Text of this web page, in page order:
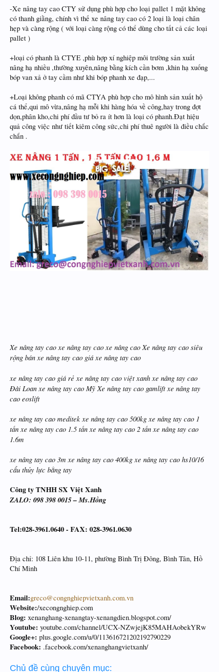
-Xe nâng tay cao CTY sử dụng phù hợp cho loại pallet 1 mặt không
có thanh giằng, chính vì thế xe nâng tay cao có 2 loại là loại chân
hẹp và càng rộng ( với loại càng rộng có thể dùng cho tất cả các loại
pallet )
+loại có phanh là CTYE ,phù hợp xí nghiệp môi trường sản xuất
nâng hạ nhiều ,thường xuyên,nâng bằng kích cần bơm ,khin hạ xuống
bóp van xả ở tay cầm như khi bóp phanh xe đạp,...
+Loại không phanh có mã CTYA phù hợp cho mô hình sản xuất hộ
cá thể,qui mô vừa,nâng hạ mỗi khi hàng hóa về công,hay trong đợt
dọn,phân kho,chi phí đầu tư bỏ ra ít hơn là loại có phanh.Đạt hiệu
quả công việc như tiết kiêm công sức,chi phí thuê người là điều chắc
chắn .
Xe nâng tay cao xe nâng tay cao xe nâng cao Xe nâng tay cao siêu
rộng bán xe nâng tay cao giá xe nâng tay cao
xe nâng tay cao giá rẻ xe nâng tay cao việt xanh xe nâng tay cao
Đài Loan xe nâng tay cao Mỹ Xe nâng tay cao gamlift xe nâng tay
cao eoslift
xe nâng tay cao meditek xe nâng tay cao 500kg xe nâng tay cao 1
tấn xe nâng tay cao 1.5 tấn xe nâng tay cao 2 tấn xe nâng tay cao
1.6m
xe nâng tay cao 3m xe nâng tay cao 400kg xe nâng tay cao hs10/16
cẩu thủy lực bằng tay
Công ty TNHH SX Việt Xanh
ZALO: 098 398 0015 – Ms.Hồng
Tel:028-3961.0640 - FAX: 028-3961.0630
Địa chỉ: 108 Liên khu 10-11, phường Bình Trị Đông, Bình Tân, Hồ
Chí Minh
Email:greco@congnghiepvietxanh.com.vn
Website:/xecongnghiep.com
Blog: xenanghang-xenangtay-xenangdien.blogspot.com/
Youtube: youtube.com/channel/UCX-NZwjejK85MAHAobekYRw
Google+: plus.google.com/u/0/113616721202192790229
Facebook: .facebook.com/xenanghangvietxanh/
Chủ đề cùng chuyên mục: